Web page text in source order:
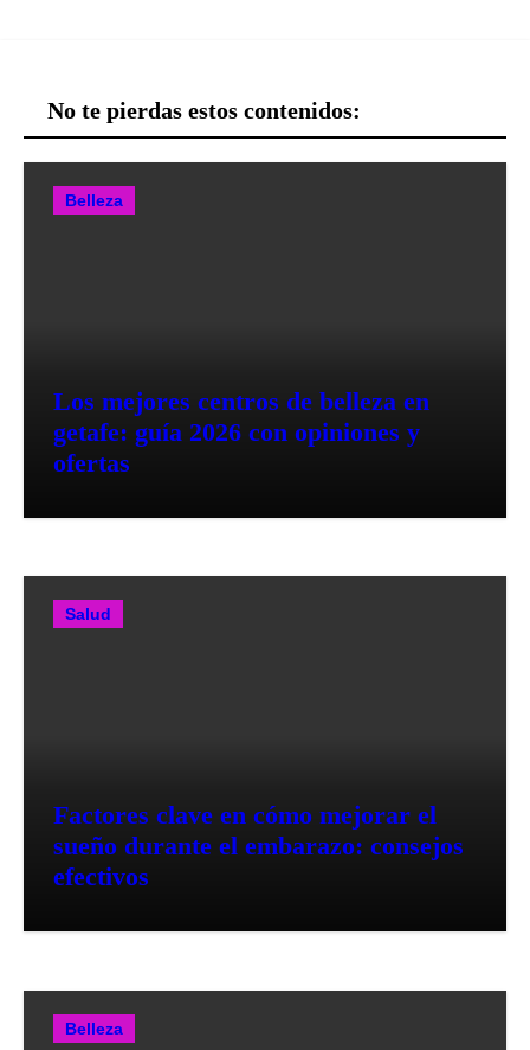
No te pierdas estos contenidos:
Belleza
Los mejores centros de belleza en
getafe: guía 2026 con opiniones y
ofertas
Salud
Factores clave en cómo mejorar el
sueño durante el embarazo: consejos
efectivos
Belleza